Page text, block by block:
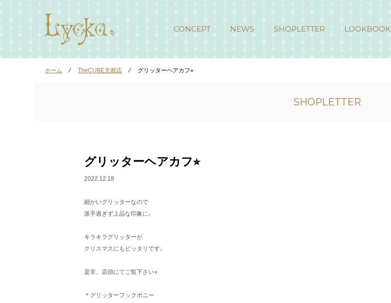
CONCEPT NEWS SHOPLETTER LOOKBOOK
ホーム ⁄ TheCUBE京都店 ⁄ グリッターヘアカフ⭐︎
SHOPLETTER
グリッターヘアカフ⭐︎
2022.12.18
細かいグリッターなので
派手過ぎず上品な印象に♩
キラキラグリッターが
クリスマスにもピッタリです♩
是非、店頭にてご覧下さい⭐︎
＊グリッターフックポニー